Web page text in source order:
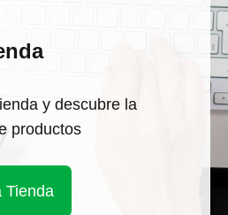
y descubre la
productos
Tienda